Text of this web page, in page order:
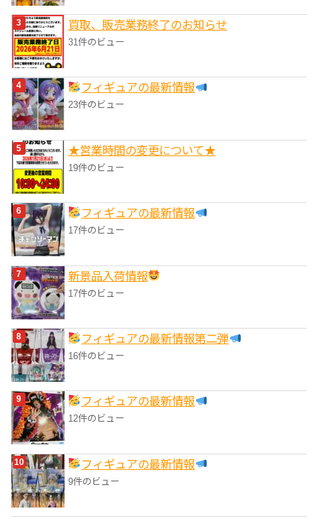
買取、販売業務終了のお知らせ
31件のビュー
フィギュアの最新情報
23件のビュー
★営業時間の変更について★
19件のビュー
フィギュアの最新情報
17件のビュー
‎新景品入荷情報
17件のビュー
フィギュアの最新情報第二弾
16件のビュー
フィギュアの最新情報
12件のビュー
フィギュアの最新情報
9件のビュー